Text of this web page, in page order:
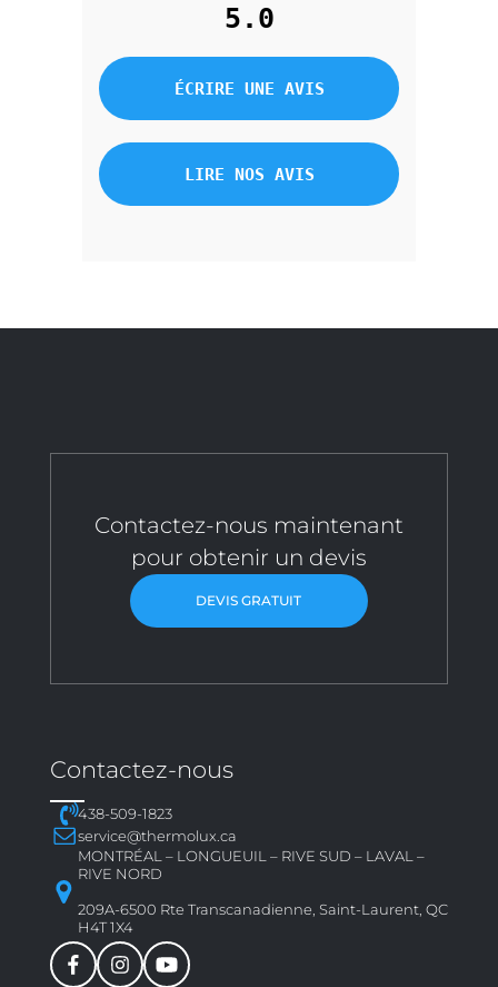
5.0
ÉCRIRE UNE AVIS
LIRE NOS AVIS
Contactez-nous maintenant
pour obtenir un devis
DEVIS GRATUIT
Contactez-nous
438-509-1823
service@thermolux.ca
MONTRÉAL – LONGUEUIL – RIVE SUD – LAVAL –
RIVE NORD
209A-6500 Rte Transcanadienne, Saint-Laurent, QC
H4T 1X4